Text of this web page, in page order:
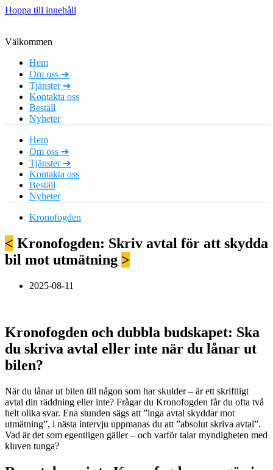
Hoppa till innehåll
Välkommen
Hem
Om oss ➔
Tjänster ➔
Kontakta oss
Beställ
Nyheter
Hem
Om oss ➔
Tjänster ➔
Kontakta oss
Beställ
Nyheter
Kronofogden
< Kronofogden: Skriv avtal för att skydda
bil mot utmätning >
2025-08-11
Kronofogden och dubbla budskapet: Ska
du skriva avtal eller inte när du lånar ut
bilen?
När du lånar ut bilen till någon som har skulder – är ett skriftligt
avtal din räddning eller inte? Frågar du Kronofogden får du ofta två
helt olika svar. Ena stunden sägs att ”inga avtal skyddar mot
utmätning”, i nästa intervju uppmanas du att ”absolut skriva avtal”.
Vad är det som egentligen gäller – och varför talar myndigheten med
kluven tunga?